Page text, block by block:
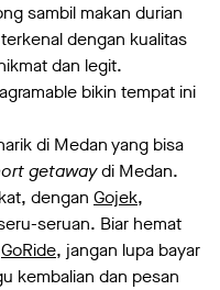
sambil makan durian
dengan kualitas
dan legit.
bikin tempat ini
di Medan yang bisa
getawaydi Medan.
dengan Gojek,
seruan. Biar hemat
GoRide, jangan lupa bayar
kembalian dan pesan